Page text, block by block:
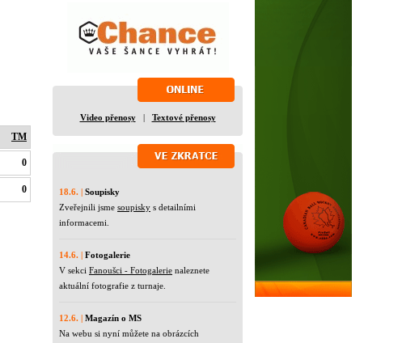
TM
0
0
Video přenosy| Textové přenosy
18.6. | Soupisky
Zveřejnili jsme soupisky s detailními
informacemi.
14.6. | Fotogalerie
V sekci Fanoušci - Fotogalerie naleznete
aktuální fotografie z turnaje.
12.6. | Magazín o MS
Na webu si nyní můžete na obrázcích